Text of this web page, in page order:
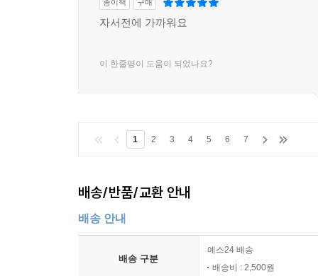
종이책 구매
자서전에 가까워요
이 한줄평이 도움이 되었나요?
1 2 3 4 5 6 7
배송/반품/교환 안내
배송 안내
배송 구분
예스24 배송
배송비 : 2,500원